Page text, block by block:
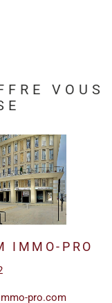
VOUS
IMMO-PRO
pro.com